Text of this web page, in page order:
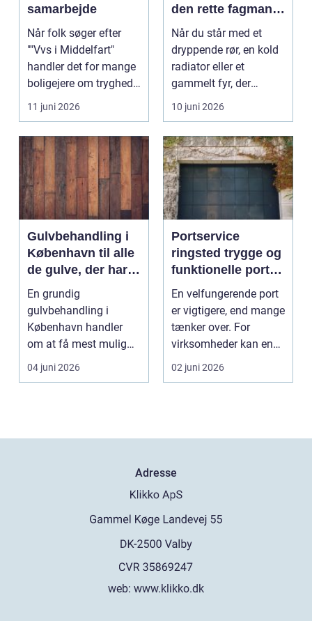
samarbejde
Når folk søger efter
""Vvs i Middelfart"
handler det for mange
boligejere om tryghed i
11 juni 2026
den rette fagmand
til vand, varme og
energi
Når du står med et
dryppende rør, en kold
radiator eller et
gammelt fyr, der
synger på sidste vers,
10 juni 2026
Gulvbehandling i
København til alle
de gulve, der har
brug for
førstehjælp
En grundig
gulvbehandling i
København handler
om at få mest mulig
kvalitet og levetid u...
04 juni 2026
Portservice
ringsted trygge og
funktionelle porte i
hverdagen
En velfungerende port
er vigtigere, end mange
tænker over. For
virksomheder kan en
defekt port betyd...
02 juni 2026
Adresse
web: www.klikko.dk